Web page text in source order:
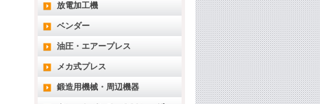
放電加工機
ベンダー
油圧・エアープレス
メカ式プレス
鍛造用機械・周辺機器